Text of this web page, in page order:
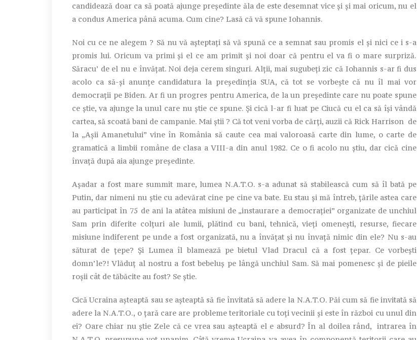
candidează doar ca să poată ajunge președinte ăla de este desemnat vice și și mai oricum, nu el
a condus America până acuma. Cum cine? Lasă că vă spune Iohannis.
Noi cu ce ne alegem ? Să nu vă așteptați să vă spună ce a semnat sau promis el și nici ce i s-a
promis lui. Oricum va primi și el ce am primit și noi doar că pentru el va fi o mare surpriză.
Săracu’ de el nu e învățat. Noi deja cerem singuri. Alții, mai sugubeți zic că Iohannis s-ar fi dus
acolo ca să-și anunțe candidatura la președinția SUA, că tot se vorbește că nu îl mai vor
democrații pe Biden. Ar fi un progres pentru America, de la un președinte care nu poate spune
ce știe, va ajunge la unul care nu știe ce spune. Și cică l-ar fi luat pe Ciucă cu el ca să își vândă
cartea, să scoată bani de campanie. Mai știi ? Că tot veni vorba de cărți, auzii că Rick Harrison de
la „Așii Amanetului” vine în România să caute cea mai valoroasă carte din lume, o carte de
gramatică a limbii române de clasa a VIII-a din anul 1982. Ce o fi acolo nu știu, dar cică cine
învață după aia ajunge președinte.
Așadar a fost mare summit mare, lumea N.A.T.O. s-a adunat să stabilească cum să îl bată pe
Putin, dar nimeni nu știe cu adevărat cine pe cine va bate. Eu stau și mă întreb, țările astea care
au participat în 75 de ani la atâtea misiuni de „instaurare a democrației” organizate de unchiul
Sam prin diferite colțuri ale lumii, plătind cu bani, tehnică, vieți omenești, resurse, fiecare
misiune indiferent pe unde a fost organizată, nu a învățat și nu învață nimic din ele? Nu s-au
săturat de țepe? Și Lumea îl blamează pe bietul Vlad Dracul că a fost țepar. Ce vorbești
domn’le?! Vlăduț al nostru a fost bebeluș pe lângă unchiul Sam. Să mai pomenesc și de pieile
roșii cât de tăbăcite au fost? Se știe.
Cică Ucraina așteaptă sau se așteaptă să fie învitată să adere la N.A.T.O. Păi cum să fie invitată să
adere la N.A.T.O., o țară care are probleme teritoriale cu toți vecinii și este în război cu unul din
ei? Oare chiar nu știe Zele că ce vrea sau așteaptă el e absurd? În al doilea rând, intrarea în